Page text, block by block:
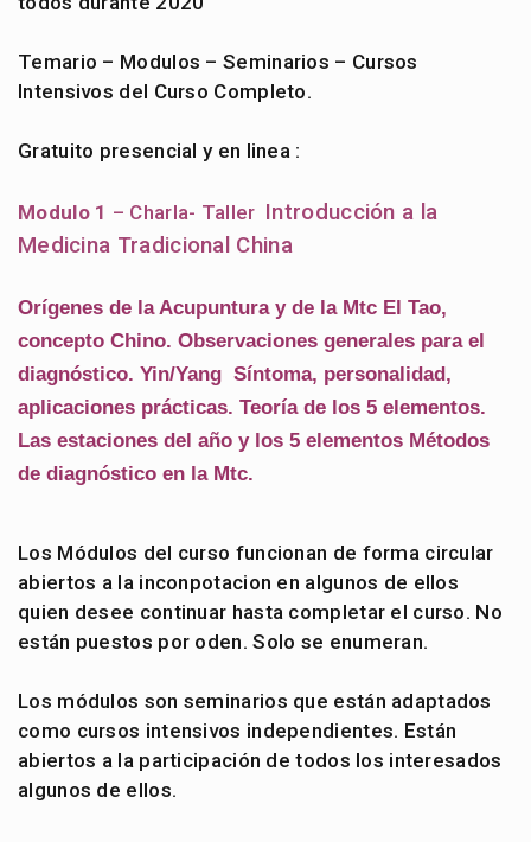
Temario – Modulos – Seminarios – Cursos
Intensivos del Curso Completo.
Gratuito presencial y en linea :
Modulo 1 – Charla- Taller Introducción a la
Medicina Tradicional China
Orígenes de la Acupuntura y de la Mtc El Tao,
concepto Chino. Observaciones generales para el
diagnóstico. Yin/Yang Síntoma, personalidad,
aplicaciones prácticas. Teoría de los 5 elementos.
Las estaciones del año y los 5 elementos Métodos
de diagnóstico en la Mtc.
Los Módulos del curso funcionan de forma circular
abiertos a la inconpotacion en algunos de ellos
quien desee continuar hasta completar el curso. No
están puestos por oden. Solo se enumeran.
Los módulos son seminarios que están adaptados
como cursos intensivos independientes. Están
abiertos a la participación de todos los interesados
algunos de ellos.